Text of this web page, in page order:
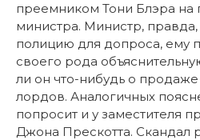
преемником Тони Блэра на
министра. Министр,
полицию для допроса, ему
своего рода
ли он что-нибудь о продаже
лордов. Аналогичных
попросит и у заместителя
Джона Прескотта. Скандал